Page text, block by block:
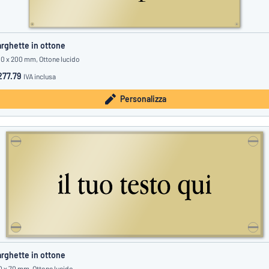
in ottone
x 200 mm, Ottone lucido
IVA inclusa
Personalizza
in ottone